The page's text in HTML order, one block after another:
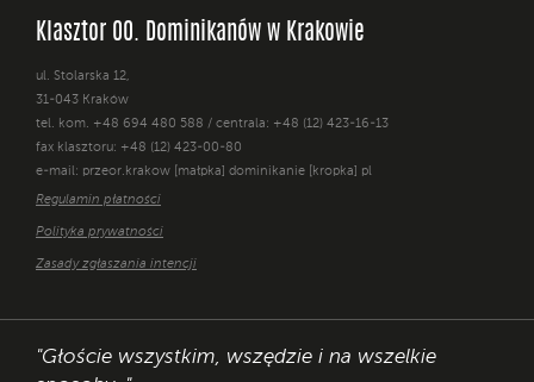
Klasztor OO. Dominikanów w Krakowie
ul. Stolarska 12,
31-043 Kraków
tel. kom. +48 694 480 588 / centrala: +48 (12) 423-16-13
fax klasztoru: +48 (12) 423-00-80
e-mail: przeor.krakow [małpka] dominikanie [kropka] pl
Regulamin płatności
Polityka prywatności
Zasady zgłaszania intencji
"Głoście wszystkim, wszędzie i na wszelkie